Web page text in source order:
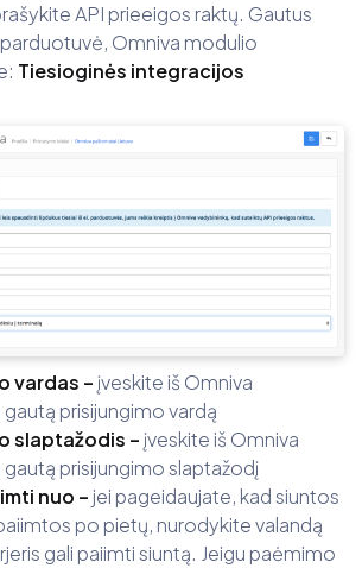
API prieeigos raktų. Gautus
Omniva modulio
Tiesioginės integracijos
vardas – įveskite iš Omniva
prisijungimo vardą
slaptažodis – įveskite iš Omniva
prisijungimo slaptažodį
nuo – jei pageidaujate, kad siuntos
po pietų, nurodykite valandą
gali paiimti siuntą. Jeigu paėmimo